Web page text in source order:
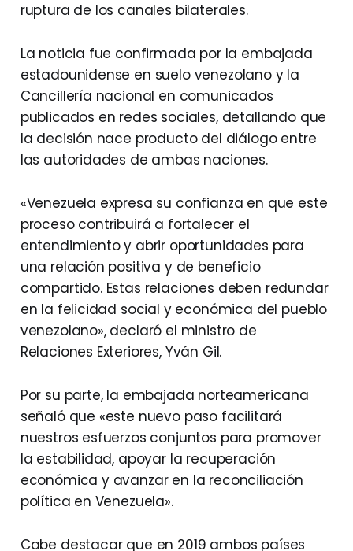
ruptura de los canales bilaterales.
La noticia fue confirmada por la embajada
estadounidense en suelo venezolano y la
Cancillería nacional en comunicados
publicados en redes sociales, detallando que
la decisión nace producto del diálogo entre
las autoridades de ambas naciones.
«Venezuela expresa su confianza en que este
proceso contribuirá a fortalecer el
entendimiento y abrir oportunidades para
una relación positiva y de beneficio
compartido. Estas relaciones deben redundar
en la felicidad social y económica del pueblo
venezolano», declaró el ministro de
Relaciones Exteriores, Yván Gil.
Por su parte, la embajada norteamericana
señaló que «este nuevo paso facilitará
nuestros esfuerzos conjuntos para promover
la estabilidad, apoyar la recuperación
económica y avanzar en la reconciliación
política en Venezuela».
Cabe destacar que en 2019 ambos países